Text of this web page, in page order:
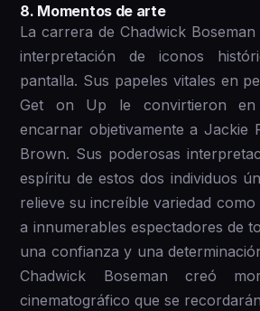
8 . Momentos de arte
La carrera de Chadwick
interpretación de iconos
pantalla. Sus papeles vitales en
Get on Up le convirtieron
encarnar objetivamente a Jackie
Brown. Sus poderosas
espíritu de estos dos individuos
relieve su increíble variedad
a innumerables espectadores de
una confianza y una
Chadwick Boseman creó
cinematográfico que se